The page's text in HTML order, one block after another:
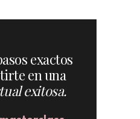
exactos
en una
exitosa.